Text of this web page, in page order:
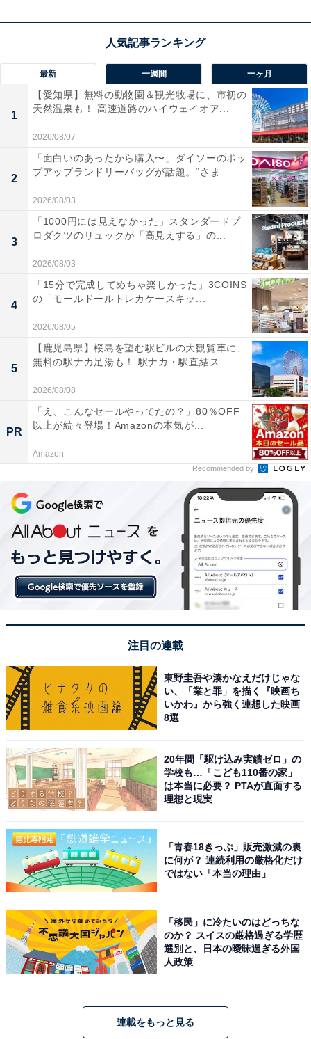
現在23％オフの特別価格・税込2万1543円で販売中で
この商品のおすすめポイントは？
14.4Vと18Vのどちらの電池も使えるデュアル回路を搭載
したインパクトドライバーです。進化した「スマート
BL」により、負荷に応じた最適なトルクに自動調整さ
ネジ締めの作業スピードが劇的にアップ します！
タフなIP56の防塵・耐水設計
なので、粉塵の多い場所や
突然の雨でもタフに使えるのが本当に心強いですね。
パナソニックのインパクトドライバー「EZ76A1X-
B」の口コミは？
パナソニックのインパクトドライバー「EZ76A1X-B」に
は以下のような口コミが寄せられています。
スマートBLの制御が優秀でネジ締めスピードが非常
に早く作業が捗ります
手持ちの14.4Vと18Vのバッテリーを両方使い回せ
るので本当に助かります
タフな防塵耐水仕様なので雨が降る屋外のハードな
現場でも安心して使えます
現場での作業効率を圧倒的に高めたい人や、手持ちのバ
あわせて読みたい
【Amazonお買い得情報】ハイコーキ「USB
対応充電器」が特別価格で登場中【5月25
最新 一週間 一ヶ月
1
【愛知県】無料の動物園＆観光牧場に、市初の
天然温泉も！ 高速道路のハイウェイオア...
2026/08/07
2
「面白いのあったから購入〜」ダイソーのポッ
プアップランドリーバッグが話題。“さま...
2026/08/03
3
「1000円には見えなかった」スタンダードプ
ロダクツのリュックが「高見えする」の...
2026/08/03
4
「15分で完成してめちゃ楽しかった」3COINS
の「モールドールトレカケースキッ...
2026/08/05
5
【鹿児島県】桜島を望む駅ビルの大観覧車に、
無料の駅ナカ足湯も！ 駅ナカ・駅直結ス...
2026/08/08
PR
「え、こんなセールやってたの？」80％OFF
以上が続々登場！Amazonの本気が...
Amazon
Recommended by
注目の連載
東野圭吾や湊かなえだけじゃな
い、「業と罪」を描く『映画ち
いかわ』から強く連想した映画
8選
20年間「駆け込み実績ゼロ」の
学校も…「こども110番の家」
は本当に必要？ PTAが直面する
理想と現実
「青春18きっぷ」販売激減の裏
に何が？ 連続利用の厳格化だけ
ではない「本当の理由」
「移民」に冷たいのはどっちな
のか？ スイスの厳格過ぎる学歴
選別と、日本の曖昧過ぎる外国
人政策
連載をもっと見る